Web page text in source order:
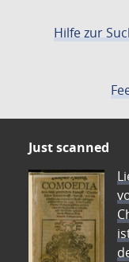
Hilfe zur
Just scanned